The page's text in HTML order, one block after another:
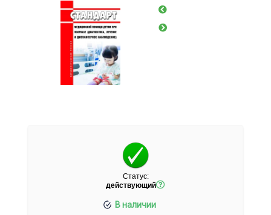
Статус:
действующий
В наличии